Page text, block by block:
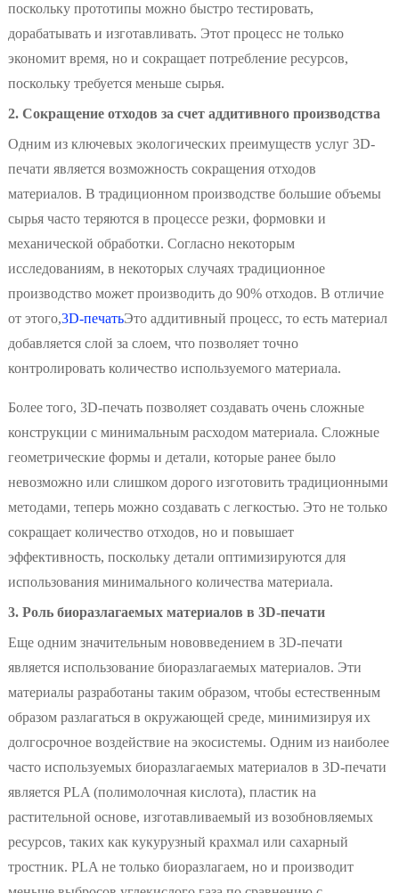
поскольку прототипы можно быстро тестировать,
дорабатывать и изготавливать. Этот процесс не только
экономит время, но и сокращает потребление ресурсов,
поскольку требуется меньше сырья.
2. Сокращение отходов за счет аддитивного производства
Одним из ключевых экологических преимуществ услуг 3D-
печати является возможность сокращения отходов
материалов. В традиционном производстве большие объемы
сырья часто теряются в процессе резки, формовки и
механической обработки. Согласно некоторым
исследованиям, в некоторых случаях традиционное
производство может производить до 90% отходов. В отличие
от этого,3D-печатьЭто аддитивный процесс, то есть материал
добавляется слой за слоем, что позволяет точно
контролировать количество используемого материала.
Более того, 3D-печать позволяет создавать очень сложные
конструкции с минимальным расходом материала. Сложные
геометрические формы и детали, которые ранее было
невозможно или слишком дорого изготовить традиционными
методами, теперь можно создавать с легкостью. Это не только
сокращает количество отходов, но и повышает
эффективность, поскольку детали оптимизируются для
использования минимального количества материала.
3. Роль биоразлагаемых материалов в 3D-печати
Еще одним значительным нововведением в 3D-печати
является использование биоразлагаемых материалов. Эти
материалы разработаны таким образом, чтобы естественным
образом разлагаться в окружающей среде, минимизируя их
долгосрочное воздействие на экосистемы. Одним из наиболее
часто используемых биоразлагаемых материалов в 3D-печати
является PLA (полимолочная кислота), пластик на
растительной основе, изготавливаемый из возобновляемых
ресурсов, таких как кукурузный крахмал или сахарный
тростник. PLA не только биоразлагаем, но и производит